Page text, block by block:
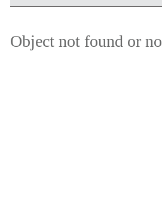
Object not found or